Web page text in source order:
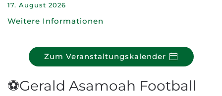
17. August 2026
Weitere Informationen
Zum Veranstaltungskalender
⚽Gerald Asamoah Football